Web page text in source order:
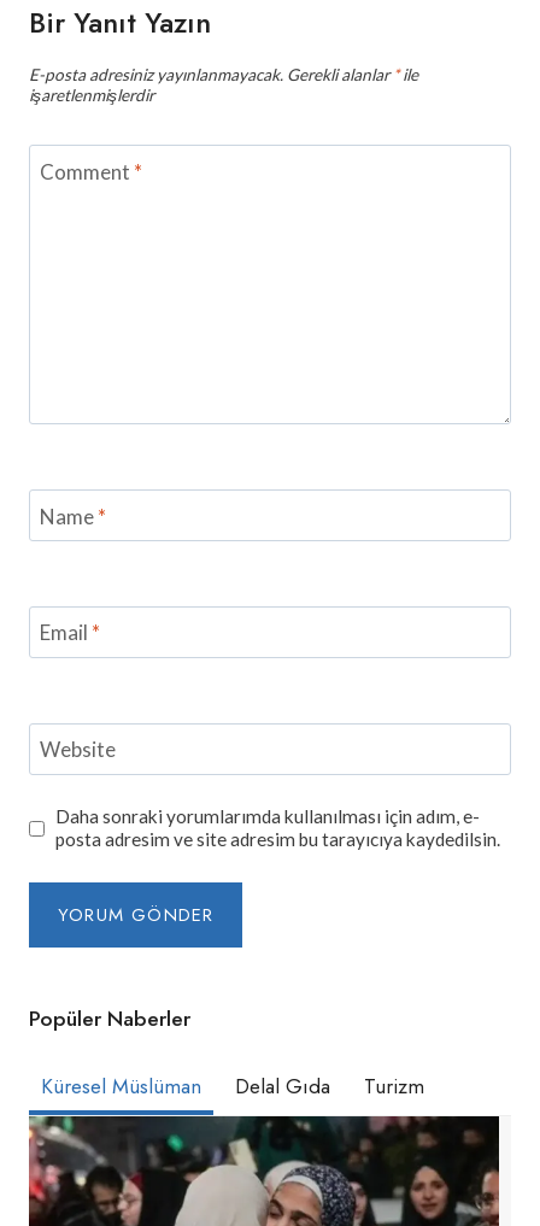
Bir Yanıt Yazın
E-posta adresiniz yayınlanmayacak. Gerekli alanlar*ile
işaretlenmişlerdir
Comment *
Name*
Email *
Website
Daha sonraki yorumlarımda kullanılması için adım, e-
posta adresim ve site adresim bu tarayıcıya kaydedilsin.
Popüler Naberler
Küresel Müslüman Delal Gıda Turizm